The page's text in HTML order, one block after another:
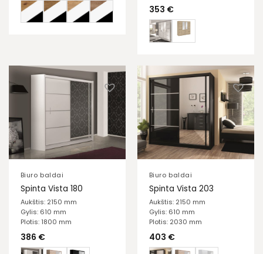
353 €
Biuro baldai
Spinta Vista 180
Aukštis: 2150 mm
Gylis: 610 mm
Plotis: 1800 mm
386 €
Biuro baldai
Spinta Vista 203
Aukštis: 2150 mm
Gylis: 610 mm
Plotis: 2030 mm
403 €